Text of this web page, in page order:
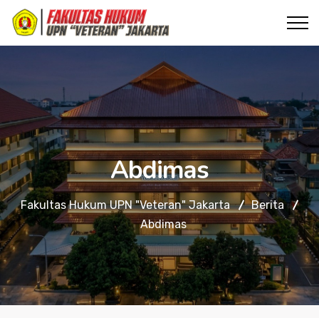
Abdimas
Fakultas Hukum UPN "Veteran" Jakarta
Berita
Abdimas